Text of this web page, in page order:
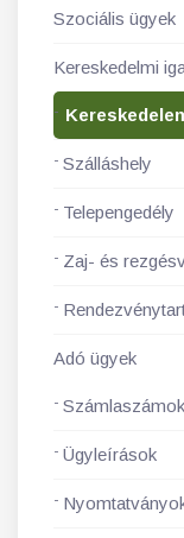
Szociális ügyek
Kereskedelmi
Szálláshely
Telepengedély
Zaj- és
Adó ügyek
Számlaszámok
Ügyleírások